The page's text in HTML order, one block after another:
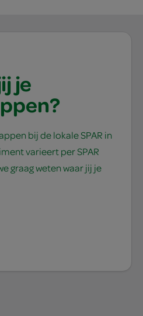
je
bij de lokale SPAR in
varieert per SPAR
graag weten waar jij je